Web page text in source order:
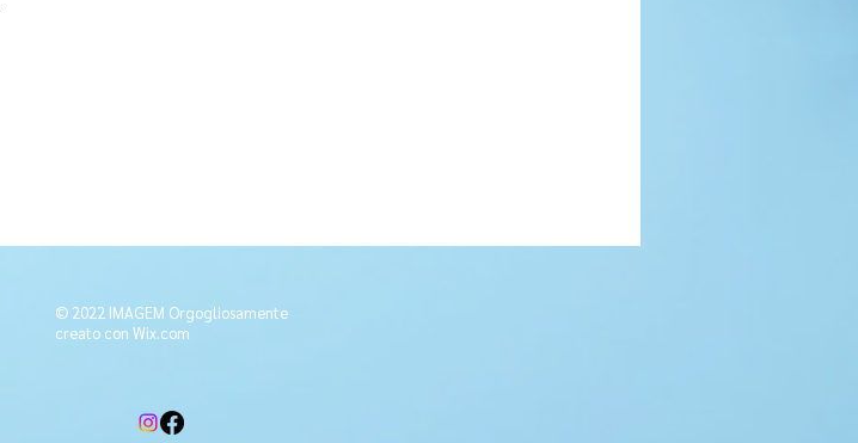
© 2022 IMAGEM Orgogliosamente
creato con Wix.com